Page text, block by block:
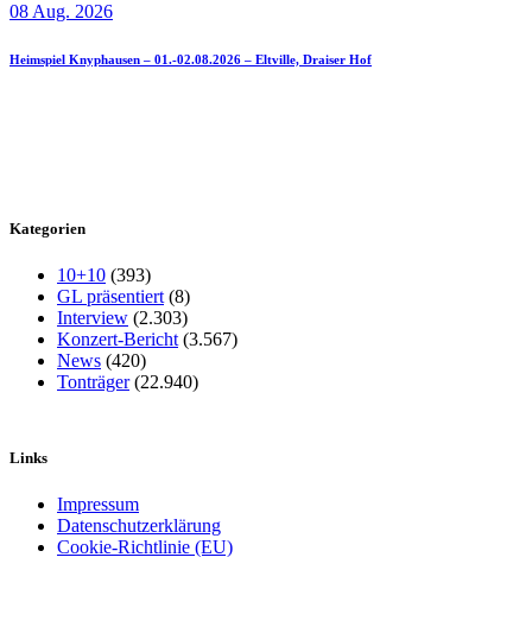
08 Aug. 2026
Heimspiel Knyphausen – 01.-02.08.2026 – Eltville, Draiser Hof
Kategorien
10+10 (393)
GL präsentiert (8)
Interview (2.303)
Konzert-Bericht (3.567)
News (420)
Tonträger(22.940)
Links
Impressum
Datenschutzerklärung
Cookie-Richtlinie (EU)